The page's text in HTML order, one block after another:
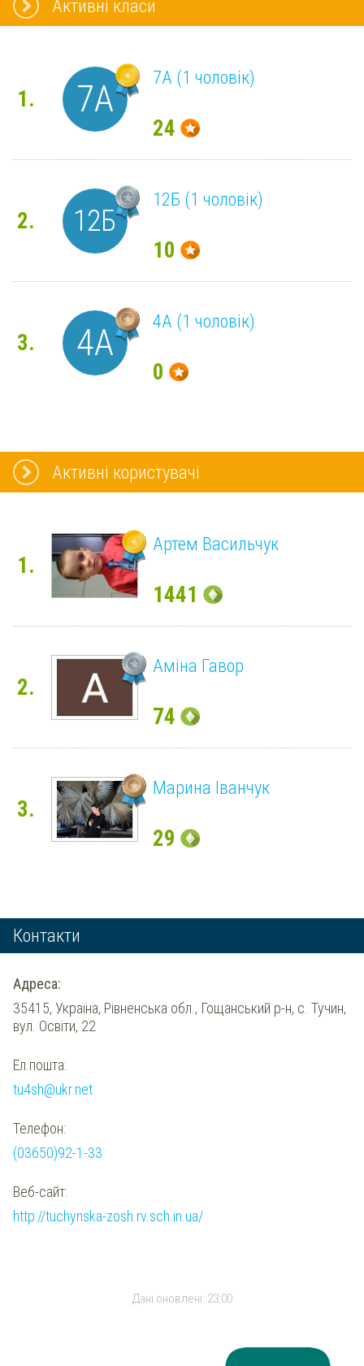
Активні класи
1. 7А 7А (1 чоловік)
24
2. 12Б
12Б (1 чоловік)
10
3. 4А 4А (1 чоловік)
0
Активні користувачі
1.
Артем Васильчук
1441
2.
Аміна Гавор
74
3.
Марина Іванчук
29
Контакти
Адреса:
35415, Україна, Рівненська обл., Гощанський р-н, с. Тучин,
вул. Освіти, 22
Ел.пошта:
tu4sh@ukr.net
Телефон:
(03650)92-1-33
Веб-сайт:
http://tuchynska-zosh.rv.sch.in.ua/
Дані оновлені: 23:00